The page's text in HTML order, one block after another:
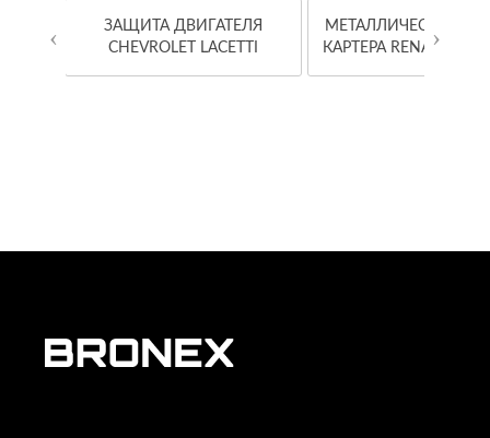
ЗАЩИТА ДВИГАТЕЛЯ
CHEVROLET LACETTI
МЕТАЛЛИЧЕСКАЯ
КАРТЕРА RENAULT
‹ ›